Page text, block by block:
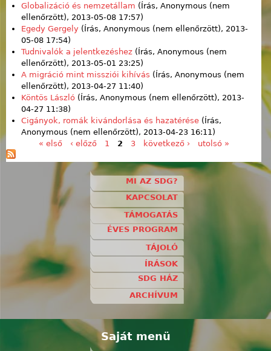
Globalizáció és nemzetállam (Írás, Anonymous (nem
ellenőrzött), 2013-05-08 17:57)
Egedy Gergely (Írás, Anonymous (nem ellenőrzött), 2013-
05-08 17:54)
Tudnivalók a jelentkezéshez (Írás, Anonymous (nem
ellenőrzött), 2013-05-01 23:25)
A migráció mint missziói kihívás (Írás, Anonymous (nem
ellenőrzött), 2013-04-27 11:40)
Köntös László (Írás, Anonymous (nem ellenőrzött), 2013-
04-27 11:38)
Cigányok, romák kivándorlása és hazatérése (Írás,
Anonymous (nem ellenőrzött), 2013-04-23 16:11)
Oldalak
« első ‹ előző 1 2 3 következő › utolsó »
MI AZ SDG?
KAPCSOLAT
TÁMOGATÁS
ÉVES PROGRAM
TÁJOLÓ
ÍRÁSOK
SDG HÁZ
ARCHÍVUM
Saját menü